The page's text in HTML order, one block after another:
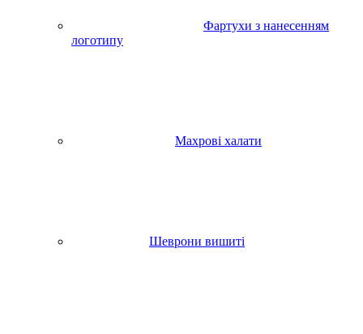
Фартухи з нанесенням
логотипу
Махрові халати
Шеврони вишиті